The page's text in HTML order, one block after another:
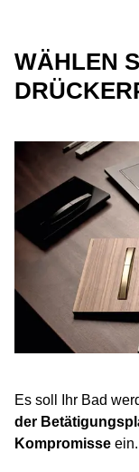
WÄHLEN
Es soll Ihr Bad
der
Kompromisse ein.